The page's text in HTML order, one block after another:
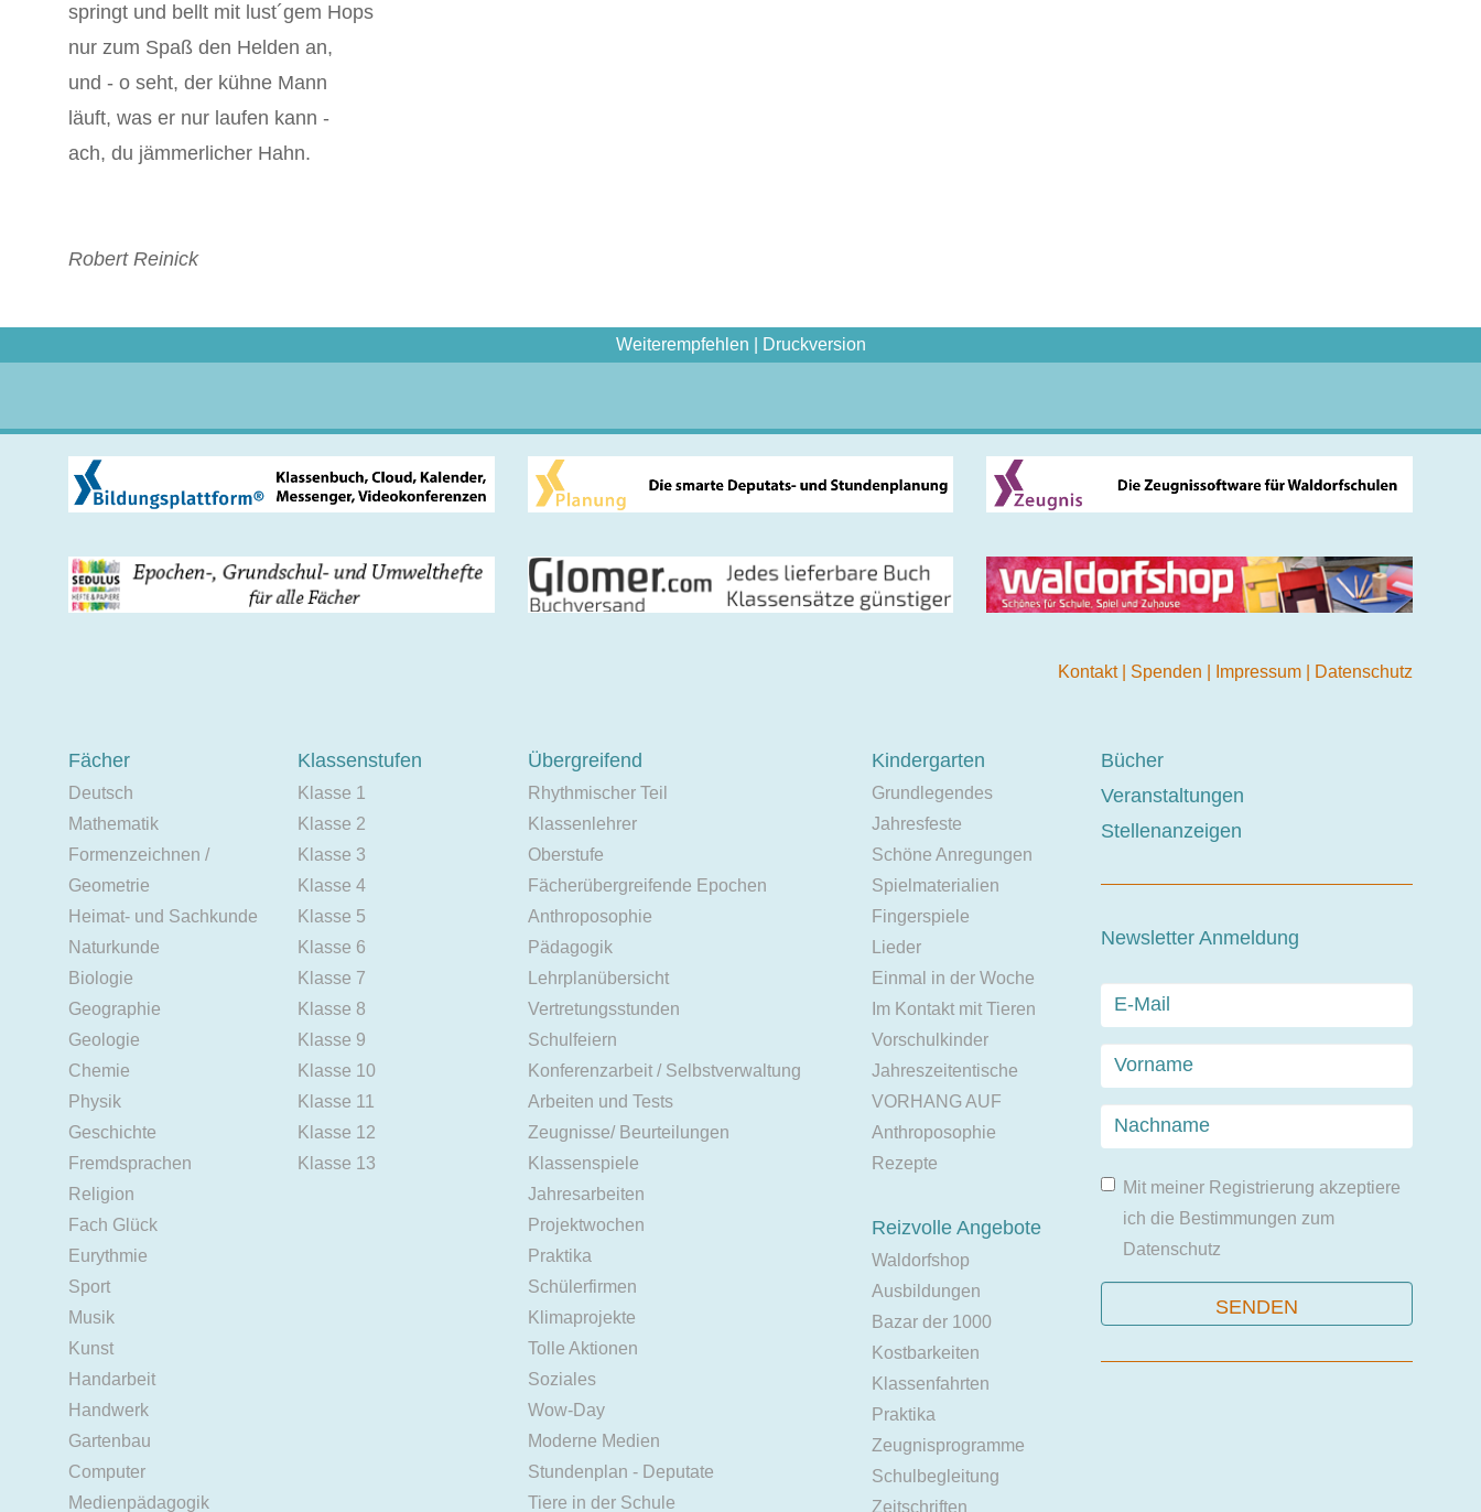
springt und bellt mit lust´gem Hops
nur zum Spaß den Helden an,
und - o seht, der kühne Mann
läuft, was er nur laufen kann -
ach, du jämmerlicher Hahn.
Robert Reinick
Weiterempfehlen Druckversion
Kontakt Spenden Impressum Datenschutz
Fächer
Deutsch
Mathematik
Formenzeichnen /
Geometrie
Heimat- und Sachkunde
Naturkunde
Biologie
Geographie
Geologie
Chemie
Physik
Geschichte
Fremdsprachen
Religion
Fach Glück
Eurythmie
Sport
Musik
Kunst
Handarbeit
Handwerk
Gartenbau
Computer
Medienpädagogik
Klassenstufen
Klasse 1
Klasse 2
Klasse 3
Klasse 4
Klasse 5
Klasse 6
Klasse 7
Klasse 8
Klasse 9
Klasse 10
Klasse 11
Klasse 12
Klasse 13
Übergreifend
Rhythmischer Teil
Klassenlehrer
Oberstufe
Fächerübergreifende Epochen
Anthroposophie
Pädagogik
Lehrplanübersicht
Vertretungsstunden
Schulfeiern
Konferenzarbeit / Selbstverwaltung
Arbeiten und Tests
Zeugnisse/ Beurteilungen
Klassenspiele
Jahresarbeiten
Projektwochen
Praktika
Schülerfirmen
Klimaprojekte
Tolle Aktionen
Soziales
Wow-Day
Moderne Medien
Stundenplan - Deputate
Tiere in der Schule
Kindergarten
Grundlegendes
Jahresfeste
Schöne Anregungen
Spielmaterialien
Fingerspiele
Lieder
Einmal in der Woche
Im Kontakt mit Tieren
Vorschulkinder
Jahreszeitentische
VORHANG AUF
Anthroposophie
Rezepte
Reizvolle Angebote
Waldorfshop
Ausbildungen
Bazar der 1000
Kostbarkeiten
Klassenfahrten
Praktika
Zeugnisprogramme
Schulbegleitung
Zeitschriften
Bücher
Veranstaltungen
Stellenanzeigen
Newsletter Anmeldung
Mit meiner Registrierung akzeptiere
ich die Bestimmungen zum
Datenschutz